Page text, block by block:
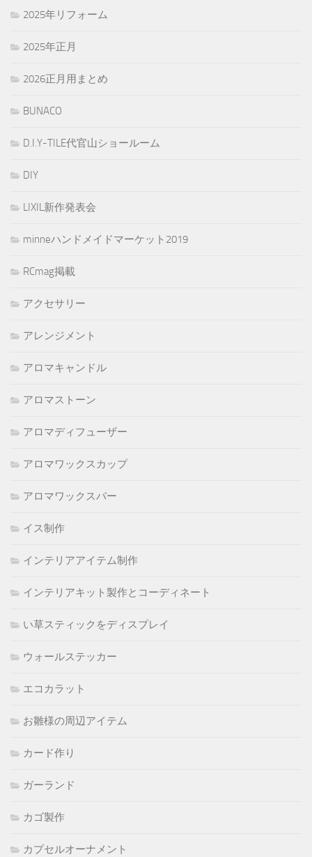
2025年リフォーム
2025年正月
2026正月用まとめ
BUNACO
D.I.Y-TILE代官山ショールーム
DIY
LIXIL新作発表会
minneハンドメイドマーケット2019
RCmag掲載
アクセサリー
アレンジメント
アロマキャンドル
アロマストーン
アロマディフューザー
アロマワックスカップ
アロマワックスバー
イス制作
インテリアアイテム制作
インテリアキット製作とコーディネート
い草スティックをディスプレイ
ウォールステッカー
エコカラット
お雛様の周辺アイテム
カード作り
ガーランド
カゴ製作
カプセルオーナメント